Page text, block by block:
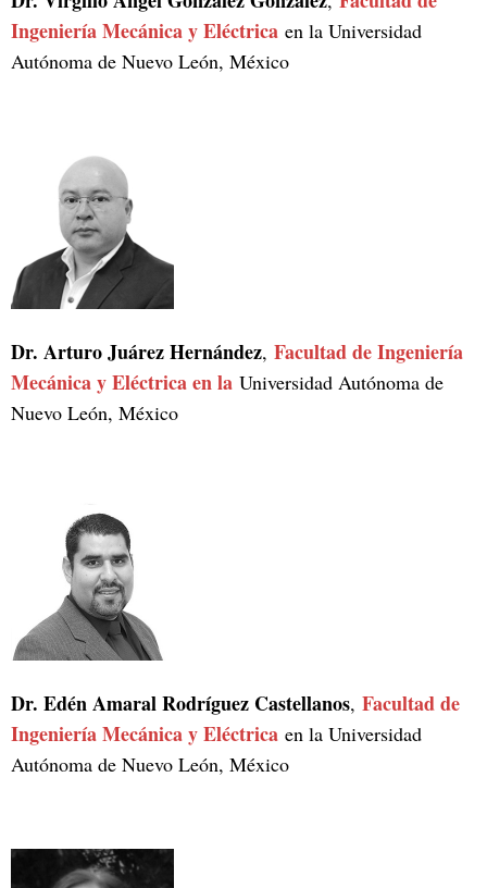
Ingeniería Mecánica y Eléctrica en la Universidad
Autónoma de Nuevo León, México
Dr. Arturo Juárez Hernández, Facultad de Ingeniería
Mecánica y Eléctrica en la Universidad Autónoma de
Nuevo León, México
Dr. Edén Amaral Rodríguez Castellanos, Facultad de
Ingeniería Mecánica y Eléctrica en la Universidad
Autónoma de Nuevo León, México